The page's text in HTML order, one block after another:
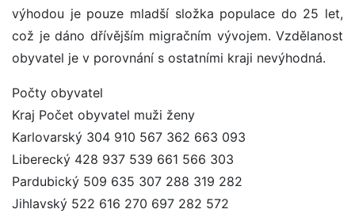
výhodou je pouze mladší složka populace do 25 let,
což je dáno dřívějším migračním vývojem. Vzdělanost
obyvatel je v porovnání s ostatními kraji nevýhodná.
Počty obyvatel
Kraj Počet obyvatel muži ženy
Karlovarský 304 910 567 362 663 093
Liberecký 428 937 539 661 566 303
Pardubický 509 635 307 288 319 282
Jihlavský 522 616 270 697 282 572